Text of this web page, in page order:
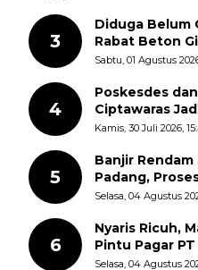
3
Diduga Belum
Rabat Beton
Sudah Pecah
Sabtu, 01 Agustus
4
Poskesdes
Ciptawaras
Keluhkan
Kamis, 30 Juli 2026,
5
Banjir
Padang,
Berlangsung
Selasa, 04 Agustus
6
Nyaris Ricuh,
Pintu Pagar
Selasa, 04 Agustus